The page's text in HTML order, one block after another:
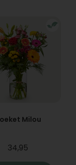
Milou
34,95